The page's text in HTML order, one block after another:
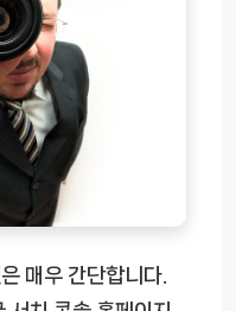
매우 간단합니다.